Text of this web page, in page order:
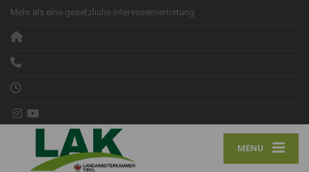
Mehr als eine gesetzliche Interessenvertretung
MENU